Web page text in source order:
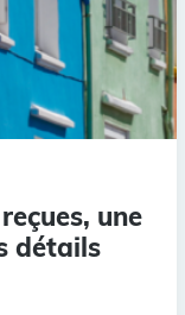
une
détails